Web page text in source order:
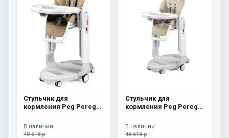
Стульчик для
кормления Peg Perego
48 618 р
В наличии
Стульчик для
кормления Peg Perego
Astral New
48 618 р
В наличии